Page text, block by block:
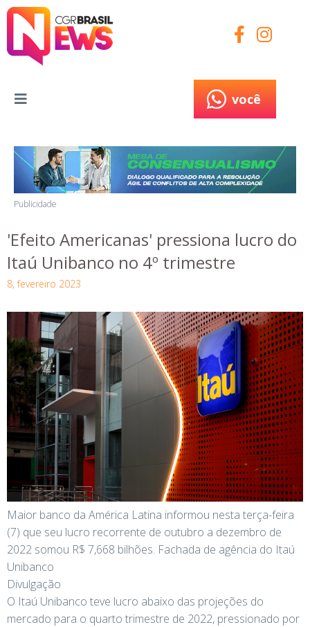
você
Publicidade
'Efeito Americanas' pressiona lucro do
Itaú Unibanco no 4º trimestre
8, fevereiro 2023
Maior banco da América Latina informou nesta terça-feira
(7) que seu lucro recorrente de outubro a dezembro de
2022 somou R$ 7,668 bilhões. Fachada de agência do Itaú
Unibanco
Divulgação
O Itaú Unibanco teve lucro abaixo das projeções do
mercado para o quarto trimestre de 2022, pressionado por